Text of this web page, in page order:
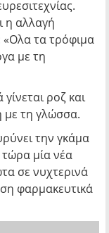
η αλλαγή
«Ολα τα τρόφιμα
με τη
ροζ και
με τη γλώσσα.
την γκάμα
μία νέα
σε νυχτερινά
φαρμακευτικά